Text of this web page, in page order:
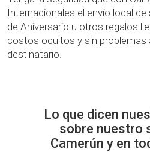
Internacionales el envío local
de Aniversario u otros regalos
costos ocultos y sin problemas
destinatario.
Lo que dicen
sobre nuestro
Camerún y en